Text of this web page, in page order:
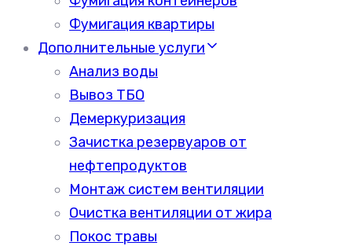
Фумигация квартиры
Дополнительные услуги
Анализ воды
Вывоз ТБО
Демеркуризация
Зачистка резервуаров от
нефтепродуктов
Монтаж систем вентиляции
Очистка вентиляции от жира
Покос травы